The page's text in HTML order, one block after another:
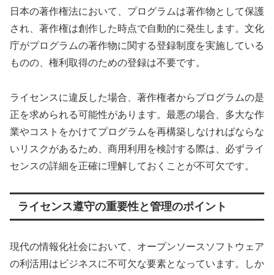
日本の著作権法において、プログラムは著作物として保護
され、著作権は創作した時点で自動的に発生します。文化
庁がプログラムの著作物に関する登録制度を実施している
ものの、権利取得のための登録は不要です。
ライセンスに違反した場合、著作権者からプログラムの是
正を求められる可能性があります。最悪の場合、多大な作
業やコストをかけてプログラムを再構築しなければならな
いリスクがあるため、商用利用を検討する際は、必ずライ
センスの詳細を正確に理解しておくことが不可欠です。
ライセンス遵守の重要性と管理のポイント
現代の情報化社会において、オープンソースソフトウェア
の利活用はビジネスに不可欠な要素となっています。しか